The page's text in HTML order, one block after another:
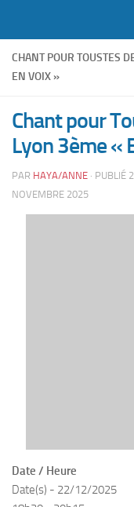
CHANT POUR TOUSTES
EN VOIX »
Chant pour
Lyon 3ème «
PAR HAYA/ANNE · PUBLIÉ
NOVEMBRE 2025
Date / Heure
Date(s) - 22/12/2025